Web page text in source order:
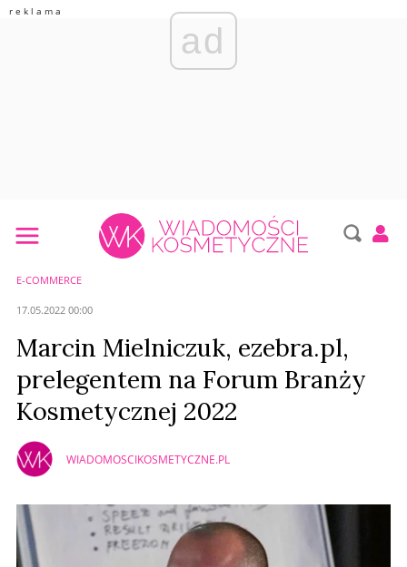
ad
E-COMMERCE
17.05.2022 00:00
Marcin Mielniczuk, ezebra.pl,
prelegentem na Forum Branży
Kosmetycznej 2022
WIADOMOSCIKOSMETYCZNE.PL